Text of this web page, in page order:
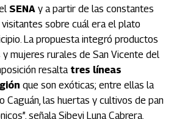
SENA y a partir de las constantes
sobre cuál era el plato
La propuesta integró productos
mujeres rurales de San Vicente del
resalta tres líneas
que son exóticas; entre ellas la
Caguán, las huertas y cultivos de pan
señala Sibeyi Luna Cabrera.